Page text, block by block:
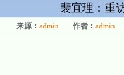
裴宜理：重
来源： admin 作者： admin